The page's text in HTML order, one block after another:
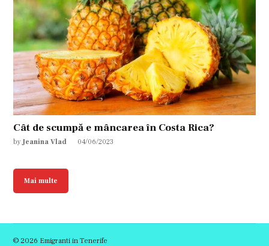
Cât de scumpă e mâncarea în Costa Rica?
by Jeanina Vlad 04/06/2023
Mai multe
© 2026 Emigranti in Tenerife